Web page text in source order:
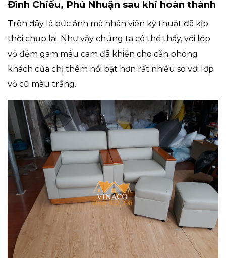
Đình Chiểu, Phú Nhuận sau khi hoàn thành
Trên đây là bức ảnh mà nhân viên kỹ thuật đã kịp
thời chụp lại. Như vậy chúng ta có thể thấy, với lớp
vỏ đệm gam màu cam đã khiến cho căn phòng
khách của chị thêm nổi bật hơn rất nhiều so với lớp
vỏ cũ màu trắng.